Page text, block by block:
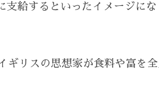
給するといったイメージにな
ギリスの思想家が食料や富を全